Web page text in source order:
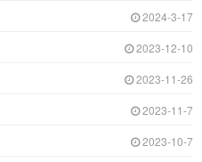
2024-3-17
2023-12-10
2023-11-26
2023-11-7
2023-10-7